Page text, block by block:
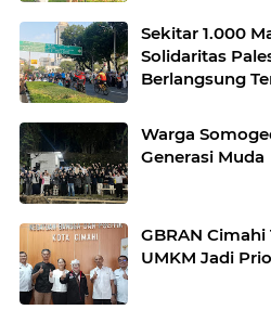
Sekitar 1.000
Solidaritas
Berlangsung
Warga
Generasi Muda
GBRAN
UMKM Jadi